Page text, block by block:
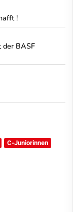
!
der BASF
C-Juniorinnen